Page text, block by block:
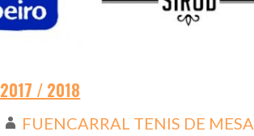
2017 / 2018
FUENCARRAL TENIS DE MESA